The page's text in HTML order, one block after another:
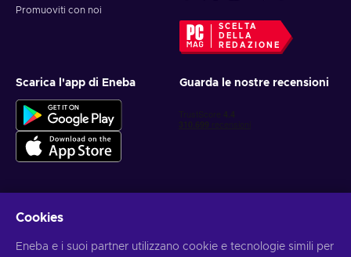
Promuoviti con noi
SCELTA
DELLA
REDAZIONE
Scarica l'app di Eneba Guarda le nostre recensioni
Ottieni offerte di gioco personalizzate
Iscriviti
Cookies
Eneba e i suoi partner utilizzano cookie e tecnologie simili per